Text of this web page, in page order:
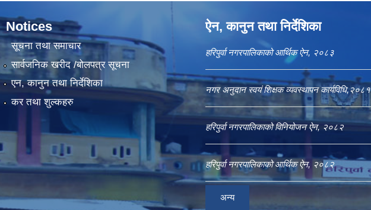
Notices
सूचना तथा समाचार
सार्वजनिक खरीद /बोलपत्र सूचना
एन, कानुन तथा निर्देशिका
कर तथा शुल्कहरु
ऐन, कानुन तथा निर्देशिका
हरिपुर्वा नगरपालिकाको आर्थिक ऐन, २०८३
नगर अनुदान स्वयं शिक्षक व्यवस्थापन कार्यविधि,२०८१
हरिपुर्वा नगरपालिकाको विनियोजन ऐन, २०८२
हरिपुर्वा नगरपालिकाको आर्थिक ऐन, २०८२
अन्य